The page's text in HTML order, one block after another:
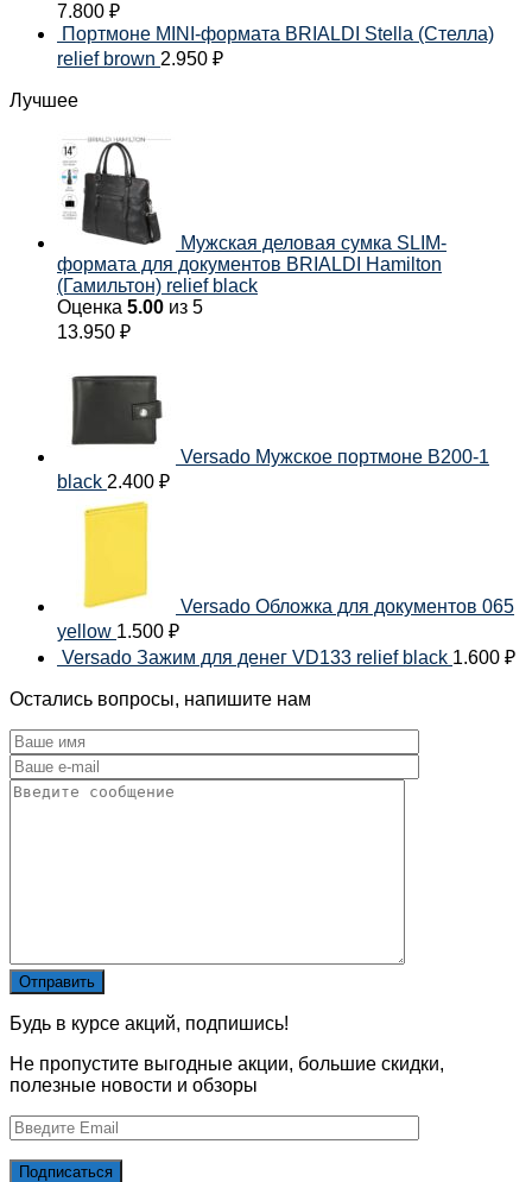
7.800 ₽
Портмоне MINI-формата BRIALDI Stella (Стелла)
relief brown 2.950 ₽
Лучшее
Мужская деловая сумка SLIM-
формата для документов BRIALDI Hamilton
(Гамильтон) relief black
Оценка 5.00 из 5
13.950 ₽
Versado Мужское портмоне B200-1
black 2.400 ₽
Versado Обложка для документов 065
yellow 1.500 ₽
Versado Зажим для денег VD133 relief black 1.600 ₽
Остались вопросы, напишите нам
Будь в курсе акций, подпишись!
Не пропустите выгодные акции, большие скидки,
полезные новости и обзоры